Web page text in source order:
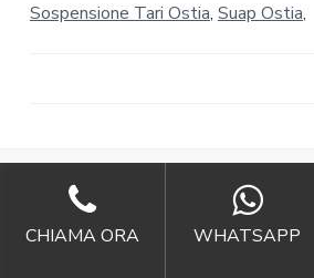
Sospensione Tari Ostia, Suap Ostia,
CHIAMA ORA WHATSAPP